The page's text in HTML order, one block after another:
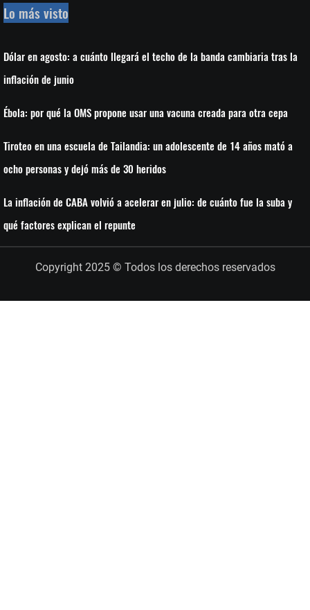
Lo más visto
Dólar en agosto: a cuánto llegará el techo de la banda cambiaria tras la
inflación de junio
Ébola: por qué la OMS propone usar una vacuna creada para otra cepa
Tiroteo en una escuela de Tailandia: un adolescente de 14 años mató a
ocho personas y dejó más de 30 heridos
La inflación de CABA volvió a acelerar en julio: de cuánto fue la suba y
qué factores explican el repunte
Copyright 2025 © Todos los derechos reservados